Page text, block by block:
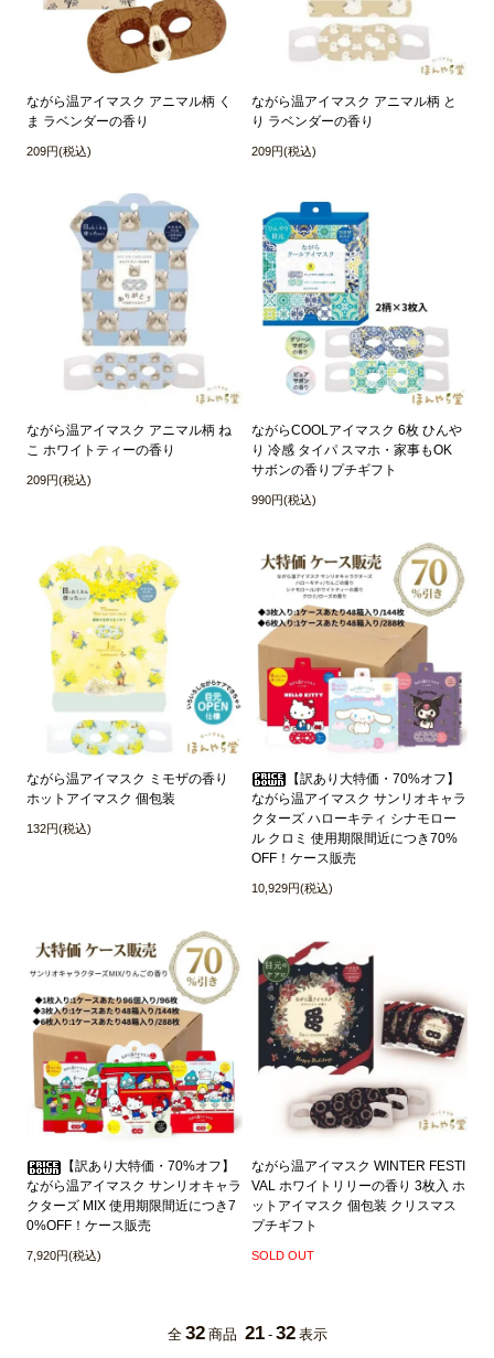
ながら温アイマスク アニマル柄 く
ま ラベンダーの香り
209円(税込)
ながら温アイマスク アニマル柄 と
り ラベンダーの香り
209円(税込)
ながら温アイマスク アニマル柄 ね
こ ホワイトティーの香り
209円(税込)
ながらCOOLアイマスク 6枚 ひんや
り 冷感 タイパ スマホ・家事もOK
サボンの香りプチギフト
990円(税込)
ながら温アイマスク ミモザの香り
ホットアイマスク 個包装
132円(税込)
【訳あり大特価・70%オフ】
ながら温アイマスク サンリオキャラ
クターズ ハローキティ シナモロー
ル クロミ 使用期限間近につき70%
OFF！ケース販売
10,929円(税込)
【訳あり大特価・70%オフ】
ながら温アイマスク サンリオキャラ
クターズ MIX 使用期限間近につき7
0%OFF！ケース販売
7,920円(税込)
ながら温アイマスク WINTER FESTI
VAL ホワイトリリーの香り 3枚入 ホ
ットアイマスク 個包装 クリスマス
プチギフト
SOLD OUT
全 32 商品 21 - 32 表示